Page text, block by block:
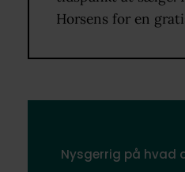
Horsens for en
Nysgerrig på hvad